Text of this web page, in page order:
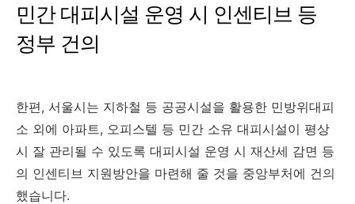
민간 대피시설 운영 시 인센티브 등
정부 건의
한편, 서울시는 지하철 등 공공시설을 활용한 민방위대피
소 외에 아파트, 오피스텔 등 민간 소유 대피시설이 평상
시 잘 관리될 수 있도록 대피시설 운영 시 재산세 감면 등
의 인센티브 지원방안을 마련해 줄 것을 중앙부처에 건의
했습니다.